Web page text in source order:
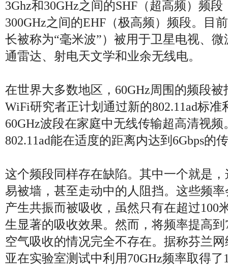
3Ghz和30GHz之间的SHF（超高频）频
300GHz之间的EHF（极高频）频段。目
长被称为“毫米波”）被用于卫星电视、
通雷达、射电天文学和业余无线电。
在世界大多数地区，60GHz周围的频段
WiFi研究者正计划通过新的802.11ad标
60GHz波段在家庭中无线传输超高清视
802.11ad能在适度的距离内达到6Gbps的
这个频段同样存在缺陷。其中一个就是
易被墙，甚至走动中的人阻挡。这些频
产生共振而被吸收，虽然只有在超过100
生显著的吸收效果。然而，将频率提高到
空气吸收的情况完全不存在。据称芬兰
亚在实验室测试中利用70GHz频率取得了